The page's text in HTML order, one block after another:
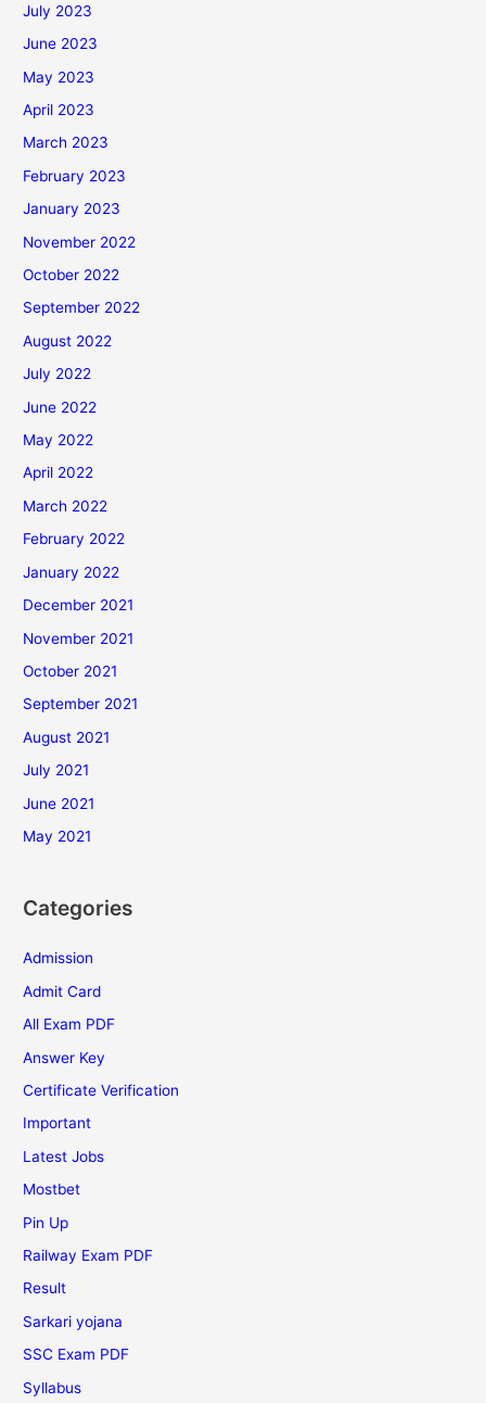
July 2023
June 2023
May 2023
April 2023
March 2023
February 2023
January 2023
November 2022
October 2022
September 2022
August 2022
July 2022
June 2022
May 2022
April 2022
March 2022
February 2022
January 2022
December 2021
November 2021
October 2021
September 2021
August 2021
July 2021
June 2021
May 2021
Categories
Admission
Admit Card
All Exam PDF
Answer Key
Certificate Verification
Important
Latest Jobs
Mostbet
Pin Up
Railway Exam PDF
Result
Sarkari yojana
SSC Exam PDF
Syllabus